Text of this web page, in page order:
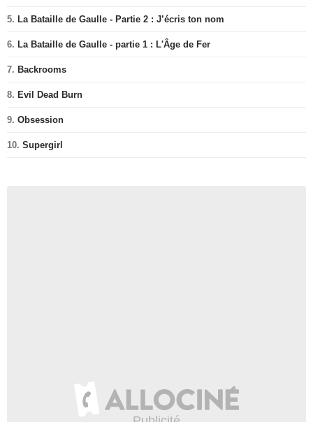
5. La Bataille de Gaulle - Partie 2 : J’écris ton nom
6. La Bataille de Gaulle - partie 1 : L'Âge de Fer
7. Backrooms
8. Evil Dead Burn
9. Obsession
10. Supergirl